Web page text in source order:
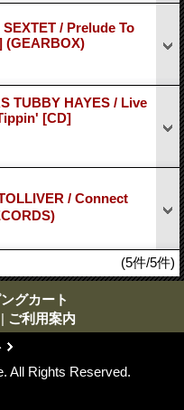
/ Prelude To
(GEARBOX)
TUBBY HAYES / Live
[CD]
/ Connect
(5件/5件)
グカート
| ご利用案内
All Rights Reserved.